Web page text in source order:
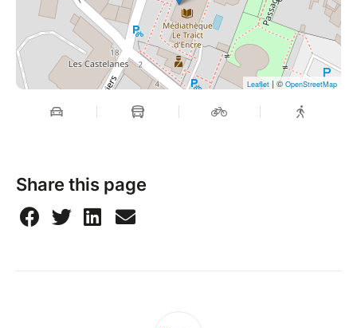
Leaflet | © OpenStreetMap
Share this page